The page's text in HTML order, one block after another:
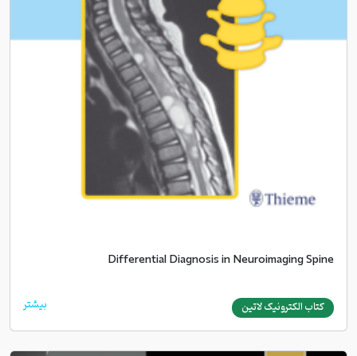
Differential Diagnosis in Neuroimaging Spine
کتاب الکترونیک لاتین بیشتر